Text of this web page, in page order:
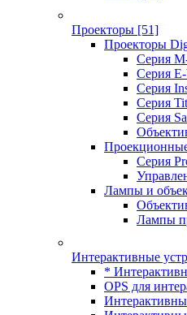
Проекторы [51]
Проекторы
Серия
Серия
Серия
Серия
Серия
Серия
Лампы и
Лампы
Интерактивные
*
OPS для